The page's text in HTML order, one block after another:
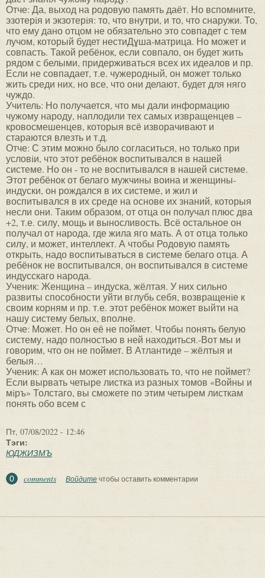
Отче: Да, выход на родовую память даёт. Но вспомните,
эзотерiя и экзотерiя: то, что внутри, и то, что снаружи. То,
что ему дано отцом не обязательно это совпадет с тем
лучом, который будет нестиДɣша-матрица. Но может и
совпасть. Такой ребёнок, если совпало, он будет жить
рядом с белыми, придерживаться всех их идеалов и пр.
Если не совпадает, т.е. чужеродный, он может только
жить среди них, но все, что они делают, будет для няго
чуждо.
Учитель: Но получается, что мы дали информацию
чужому народу, наплодили тех самых извращенцев –
кровосмешенцев, которыя всё изворачивают и
стараются влезть и т.д.
Отче: С этим можно было согласиться, но только при
условiи, что этот ребёнок воспитывался в нашей
системе. Но он - то не воспитывался в нашей системе.
Этот ребёнок от белаго мужчины воина и женщины-
индуски, он рождался в их системе, и жил и
воспитывался в их среде на основе их знаний, которыя
несли они. Таким образом, от отца он получал плюс два
+2, т.е. силу, мощь и выносливость. Всё остальное он
получал от народа, где жила яго мать. А от отца только
силу, и может, интеллект. А чтобы Родовую память
открыть, надо воспитываться в системе белаго отца. А
ребёнок не воспитывался, он воспитывался в системе
индусскаго народа.
Ученик: Женщина – индуска, жёлтая. У них сильно
развиты способности уйти вглубь себя, возвращенiе к
своим корням и пр. т.е. этот ребёнок может выйти на
нашу систему белых, вполне.
Отче: Может. Но он её не поймет. Чтобы понять белую
систему, надо полностью в ней находиться.-Вот мы и
говорим, что он не поймет. В Атлантиде – жёлтыя и
белыя…
Ученик: А как он может использовать то, что не поймет?
Если вырвать четыре листка из разных томов «Войны и
мiръ» Толстаго, вы сможете по этим четырем листкам
понять обо всем с
Пт, 07/08/2022 - 12:46
Тэги:
ЮДЖИЗМЪ
0 comments Войдитечтобы оставить комментарии